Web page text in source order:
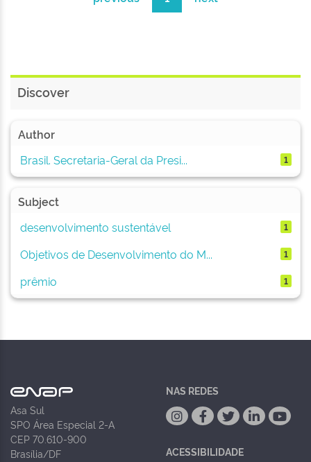
Discover
Author
Brasil. Secretaria-Geral da Presi...
1
Subject
desenvolvimento sustentável
1
Objetivos de Desenvolvimento do M... 1
prêmio 1
Asa Sul
SPO Área Especial 2-A
CEP 70.610-900
Brasília/DF
NAS REDES
ACESSIBILIDADE